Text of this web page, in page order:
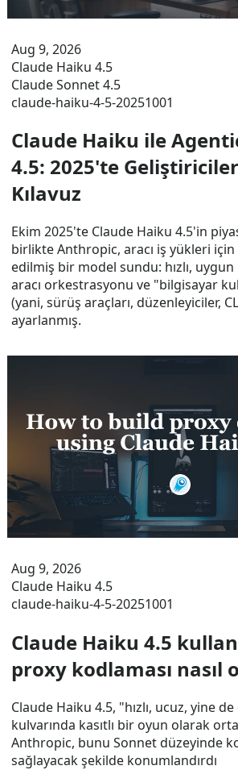
Aug 9, 2026
Claude Haiku 4.5
Claude Sonnet 4.5
claude-haiku-4-5-20251001
Claude Haiku ile
4.5: 2025'te
Kılavuz
Ekim 2025'te Claude Haiku 4.5'in
birlikte Anthropic, aracı iş yükleri için
edilmiş bir model sundu: hızlı,
aracı orkestrasyonu ve "bilgisayar
(yani, sürüş araçları, düzenleyiciler,
ayarlanmış.
Aug 9, 2026
Claude Haiku 4.5
claude-haiku-4-5-20251001
Claude Haiku 4.5
proxy kodlaması nasıl
Claude Haiku 4.5, "hızlı, ucuz, yine de
kulvarında kasıtlı bir oyun olarak
Anthropic, bunu Sonnet düzeyinde
sağlayacak şekilde konumlandırdı